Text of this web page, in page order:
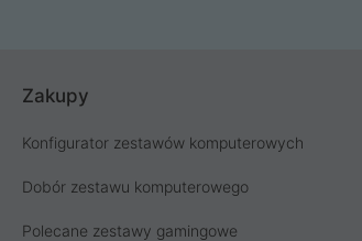
Zakupy
Konfigurator zestawów komputerowych
Dobór zestawu komputerowego
Polecane zestawy gamingowe